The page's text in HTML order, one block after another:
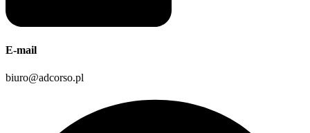
E-mail
biuro@adcorso.pl